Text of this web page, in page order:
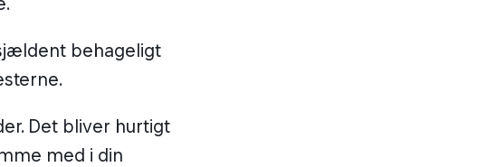
behageligt
Det bliver hurtigt
med i din